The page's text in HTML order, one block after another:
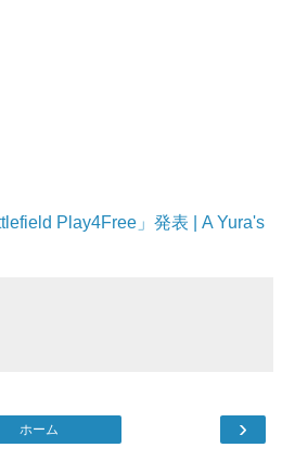
Play4Free」発表 | A Yura's
›
ホーム